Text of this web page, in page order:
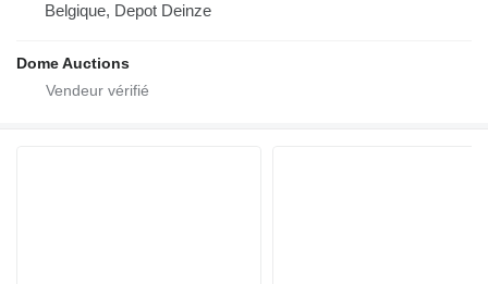
Belgique, Depot Deinze
Dome Auctions